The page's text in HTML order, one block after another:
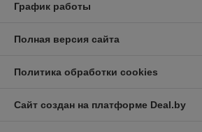
График работы
Полная версия сайта
Политика обработки cookies
Сайт создан на платформе Deal.by